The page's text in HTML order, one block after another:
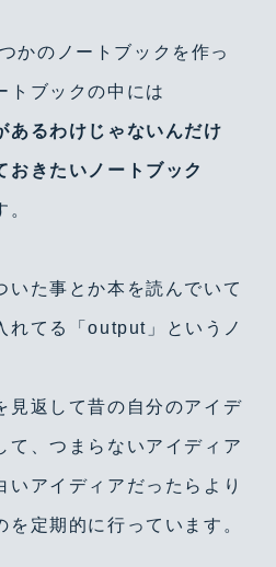
かのノートブックを作っ
トブックの中には
あるわけじゃないんだけ
おきたいノートブック
いた事とか本を読んでいて
れてる「output」というノ
見返して昔の自分のアイデ
て、つまらないアイディア
いアイディアだったらより
定期的に行っています。